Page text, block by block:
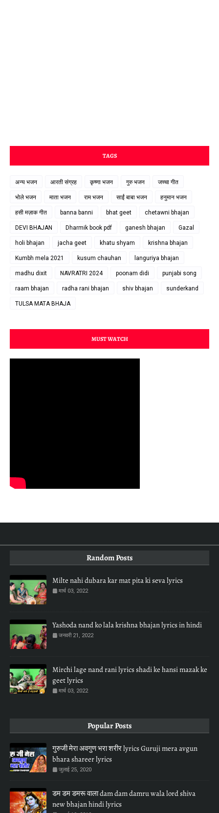
TAGS
अन्य भजन आरती संग्रह कृष्णा भजन गुरु भजन जच्चा गीत
भोले भजन माता भजन राम भजन साईं बाबा भजन हनुमान भजन
हसी मज़ाक गीत banna banni bhat geet chetawni bhajan
DEVI BHAJAN Dharmik book pdf ganesh bhajan Gazal
holi bhajan jacha geet khatu shyam krishna bhajan
Kumbh mela 2021 kusum chauhan languriya bhajan
madhu dixit NAVRATRI 2024 poonam didi punjabi song
raam bhajan radha rani bhajan shiv bhajan sunderkand
TULSA MATA BHAJA
MUST WATCH
Random Posts
Milte nahi dubara kar mat pita ki seva lyrics
मार्च 03, 2022
Yashoda nand ko lala krishna bhajan lyrics in hindi
जनवरी 21, 2022
Mirchi lage nand rani lyrics shadi ke hansi mazak ke
geet lyrics
मार्च 03, 2022
Popular Posts
गुरुजी मेरा अवगुण भरा शरीर lyrics Guruji mera avgun
bhara shareer lyrics
जुलाई 25, 2020
डम डम डमरू वाला dam dam damru wala lord shiva
new bhajan hindi lyrics